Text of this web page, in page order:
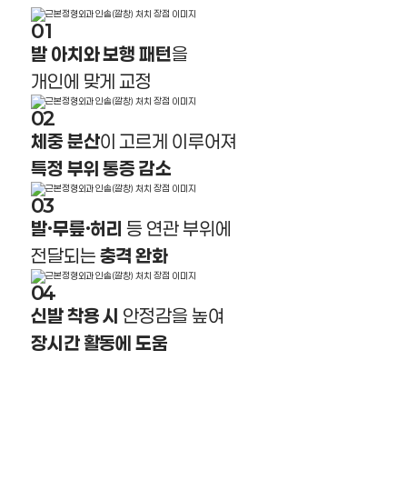
01
발 아치와 보행 패턴을
개인에 맞게 교정
02
체중 분산이 고르게 이루어져
특정 부위 통증 감소
03
발·무릎·허리 등 연관 부위에
전달되는 충격 완화
04
신발 착용 시 안정감을 높여
장시간 활동에 도움